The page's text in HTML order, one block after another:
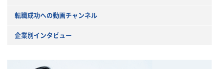
転職成功への動画チャンネル
企業別インタビュー